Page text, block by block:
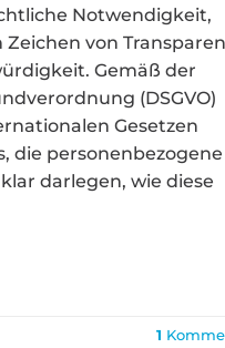
Notwendigkeit,
von
Gemäß der
(DSGVO)
Gesetzen
die personenbezogene
darlegen, wie diese
1